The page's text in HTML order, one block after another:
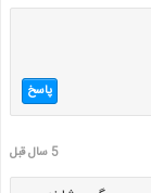
پاسخ
5 سال قبل